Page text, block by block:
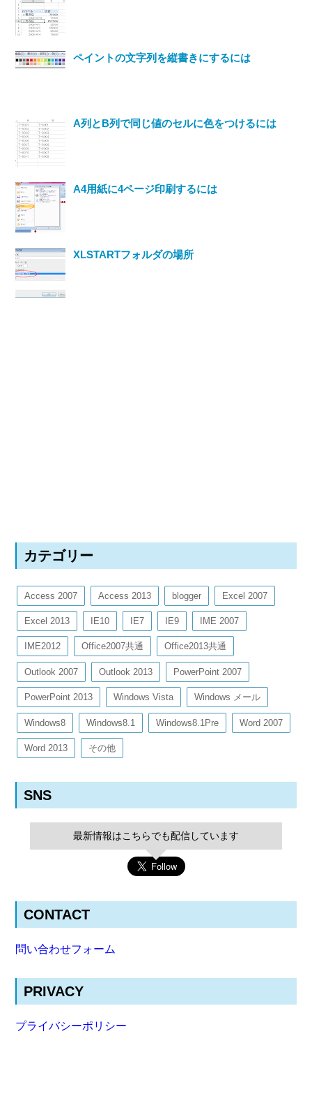
ペイントの文字列を縦書きにするには
A列とB列で同じ値のセルに色をつけるには
A4用紙に4ページ印刷するには
XLSTARTフォルダの場所
カテゴリー
Access 2007 Access 2013 blogger Excel 2007
Excel 2013 IE10 IE7 IE9 IME 2007
IME2012 Office2007共通 Office2013共通
Outlook 2007 Outlook 2013 PowerPoint 2007
PowerPoint 2013 Windows Vista Windows メール
Windows8 Windows8.1 Windows8.1Pre Word 2007
Word 2013 その他
SNS
最新情報はこちらでも配信しています
CONTACT
問い合わせフォーム
PRIVACY
プライバシーポリシー